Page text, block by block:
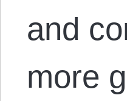
and
more